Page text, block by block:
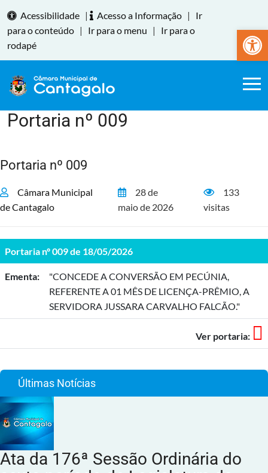
Abrir
Acessibilidade | Acesso a Informação |
Ir
para o conteúdo | Ir para o menu |
Ir para o
rodapé
Portaria nº 009
Portaria nº 009
Câmara Municipal
de Cantagalo
28 de
maio de 2026
133
visitas
Portaria nº 009 de 18/05/2026
Ementa:
"CONCEDE A CONVERSÃO EM PECÚNIA,
REFERENTE A 01 MÊS DE LICENÇA-PRÊMIO, A
SERVIDORA JUSSARA CARVALHO FALCÃO."
Ver portaria:
Últimas Notícias
Ata da 176ª Sessão Ordinária do